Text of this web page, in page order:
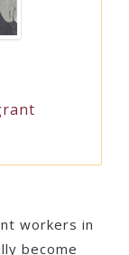
workers in
become